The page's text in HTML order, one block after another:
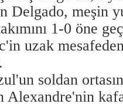
Delgado, meşin
1-0 öne
uzak
soldan
Alexandre'nin